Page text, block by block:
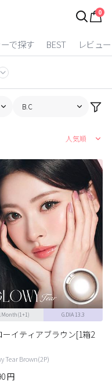
0
で探す BEST レビュー
B.C
人気順
G.DIA 13.3
ーイティアブラウン[1箱2
Tear Brown(2P)
円